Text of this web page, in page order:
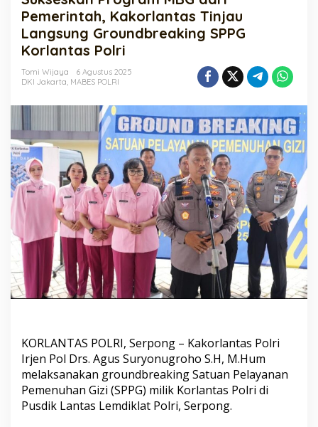
dari
Pemerintah,
Kakorlantas
Groundbreaking
Polri
Pemerintah, Kakorlantas Tinjau
Langsung Groundbreaking SPPG
Korlantas Polri
Tomi Wijaya
6 Agustus 2025
DKI Jakarta, MABES POLRI
KORLANTAS POLRI, Serpong – Kakorlantas Polri
Irjen Pol Drs. Agus Suryonugroho S.H, M.Hum
melaksanakan groundbreaking Satuan Pelayanan
Pemenuhan Gizi (SPPG) milik Korlantas Polri di
Pusdik Lantas Lemdiklat Polri, Serpong.